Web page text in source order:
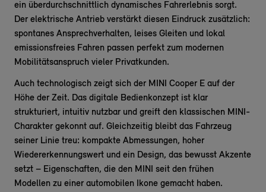
ein überdurchschnittlich dynamisches Fahrerlebnis sorgt.
Der elektrische Antrieb verstärkt diesen Eindruck zusätzlich:
spontanes Ansprechverhalten, leises Gleiten und lokal
emissionsfreies Fahren passen perfekt zum modernen
Mobilitätsanspruch vieler Privatkunden.
Auch technologisch zeigt sich der MINI Cooper E auf der
Höhe der Zeit. Das digitale Bedienkonzept ist klar
strukturiert, intuitiv nutzbar und greift den klassischen MINI-
Charakter gekonnt auf. Gleichzeitig bleibt das Fahrzeug
seiner Linie treu: kompakte Abmessungen, hoher
Wiedererkennungswert und ein Design, das bewusst Akzente
setzt – Eigenschaften, die den MINI seit den frühen
Modellen zu einer automobilen Ikone gemacht haben.